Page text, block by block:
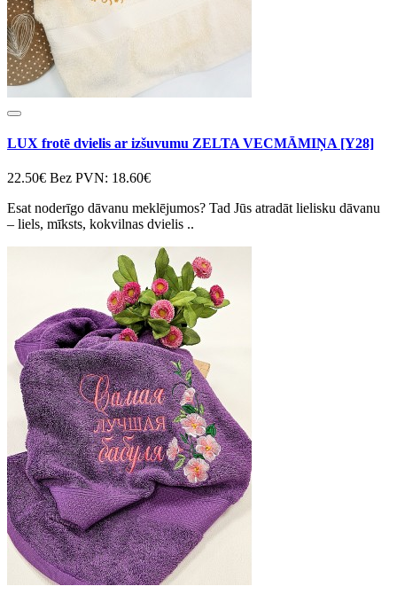
LUX frotē dvielis ar izšuvumu ZELTA VECMĀMIŅA [Y28]
22.50€ Bez PVN: 18.60€
Esat noderīgo dāvanu meklējumos? Tad Jūs atradāt lielisku dāvanu
– liels, mīksts, kokvilnas dvielis ..